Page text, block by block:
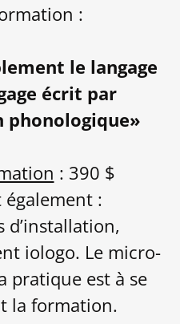
:
le langage
écrit par
phonologique»
: 390 $
:
d’installation,
iologo. Le micro-
pratique est à se
la formation.